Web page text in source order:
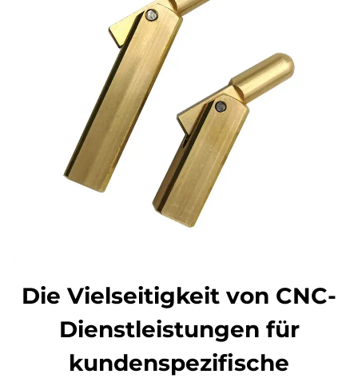
Kontaktieren Sie uns
Die Vielseitigkeit von CNC-
Dienstleistungen für
kundenspezifische